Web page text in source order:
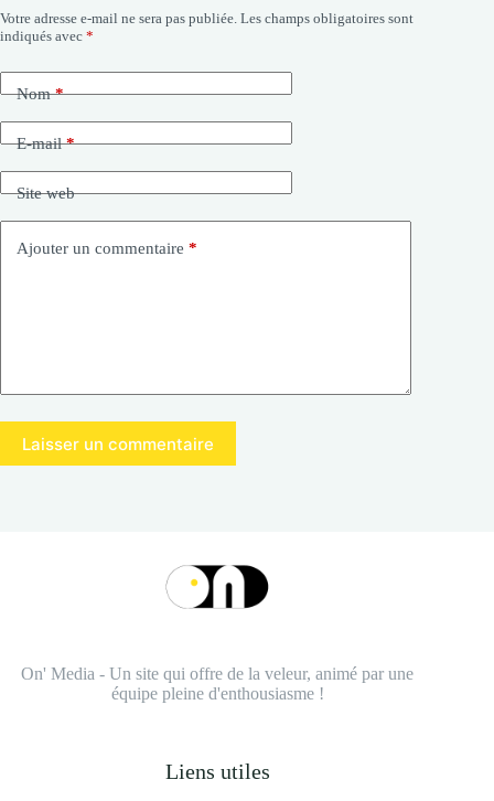
Votre adresse e-mail ne sera pas publiée. Les champs obligatoires sont
indiqués avec *
Nom*
E-mail*
Site web
Ajouter un commentaire *
Laisser un commentaire
On' Media - Un site qui offre de la veleur, animé par une
équipe pleine d'enthousiasme !
Liens utiles